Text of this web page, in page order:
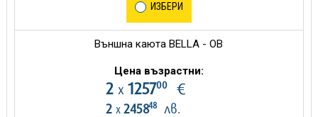
ИЗБЕРИ
Външна каюта BELLA - OB
Цена възрастни:
2 х 125700€
2 х 245848лв.